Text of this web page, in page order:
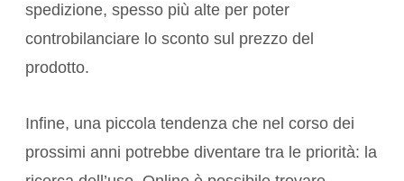
spedizione, spesso più alte per poter
controbilanciare lo sconto sul prezzo del
prodotto.
Infine, una piccola tendenza che nel corso dei
prossimi anni potrebbe diventare tra le priorità: la